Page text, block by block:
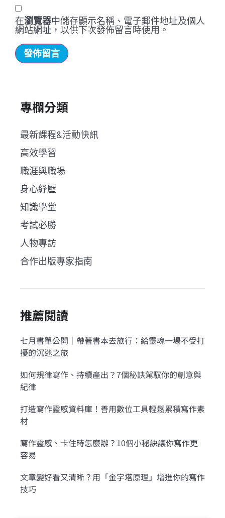
在瀏覽器中儲存顯示名稱、電子郵件地址及個人
網站網址，以供下次發佈留言時使用。
專欄分類
最新課程&活動快訊
高效學習
職涯與職場
身心紓壓
知識學堂
考試必勝
人物專訪
合作出版專家指南
推薦閱讀
七月書單公開｜帶著書本去旅行：給靈魂一場不受打
擾的沉迷之旅
如何規律寫作、持續產出？7個秘訣駕馭你的創意與
紀律
打造寫作靈感資料庫！善用數位工具輕鬆累積寫作素
材
寫作靈感、卡住時怎麼辦？10個小秘訣讓你寫作更
容易
文章變好看又清晰？用「金字塔原理」增進你的寫作
技巧